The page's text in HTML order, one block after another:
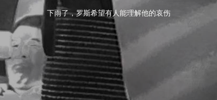
下雨了，罗斯希望有人能理解他的哀伤